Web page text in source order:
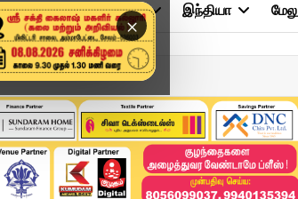
×
அரசியல் விளையாட்டு இந்தியா